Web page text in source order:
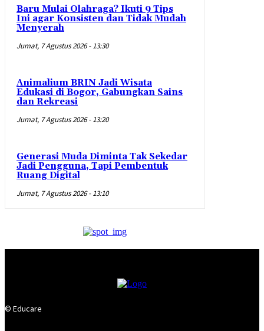
Baru Mulai Olahraga? Ikuti 9 Tips
Ini agar Konsisten dan Tidak Mudah
Menyerah
Jumat, 7 Agustus 2026 - 13:30
Animalium BRIN Jadi Wisata
Edukasi di Bogor, Gabungkan Sains
dan Rekreasi
Jumat, 7 Agustus 2026 - 13:20
Generasi Muda Diminta Tak Sekedar
Jadi Pengguna, Tapi Pembentuk
Ruang Digital
Jumat, 7 Agustus 2026 - 13:10
© Educare